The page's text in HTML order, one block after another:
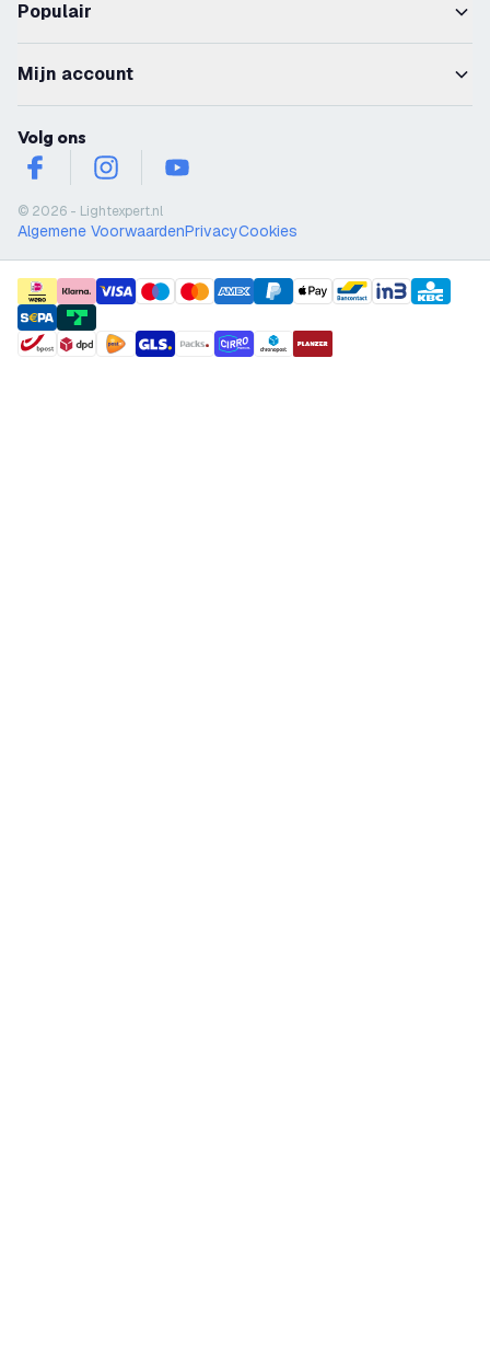
Populair
Mijn account
Volg ons
facebookinstagramyoutube
© 2026 - Lightexpert.nl
Algemene VoorwaardenPrivacyCookies
payment methods
shipment methods